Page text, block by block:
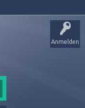
Anmelden